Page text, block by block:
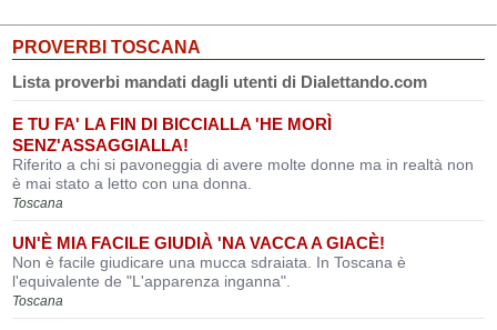
PROVERBI TOSCANA
Lista proverbi mandati dagli utenti di Dialettando.com
E TU FA' LA FIN DI BICCIALLA 'HE MORÌ
SENZ'ASSAGGIALLA!
Riferito a chi si pavoneggia di avere molte donne ma in realtà non
è mai stato a letto con una donna.
Toscana
UN'È MIA FACILE GIUDIÀ 'NA VACCA A GIACÈ!
Non è facile giudicare una mucca sdraiata. In Toscana è
l'equivalente de "L'apparenza inganna".
Toscana